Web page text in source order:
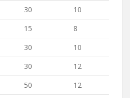
30
10
15
8
30
10
30
12
50
12